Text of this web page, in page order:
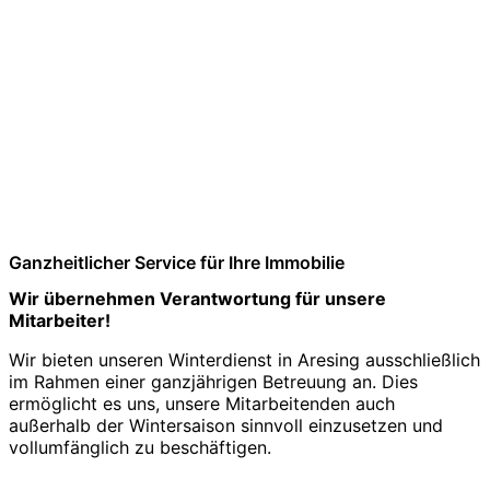
Ganzheitlicher Service für Ihre Immobilie
Wir übernehmen Verantwortung für unsere
Mitarbeiter!
Wir bieten unseren Winterdienst in Aresing ausschließlich
im Rahmen einer ganzjährigen Betreuung an. Dies
ermöglicht es uns, unsere Mitarbeitenden auch
außerhalb der Wintersaison sinnvoll einzusetzen und
vollumfänglich zu beschäftigen.